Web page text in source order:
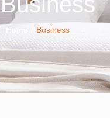
Business